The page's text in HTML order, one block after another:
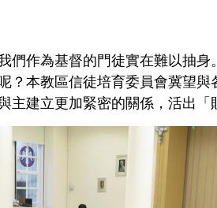
們作為基督的門徒實在難以抽身
？本教區信徒培育委員會冀望
建立更加緊密的關係，活出「